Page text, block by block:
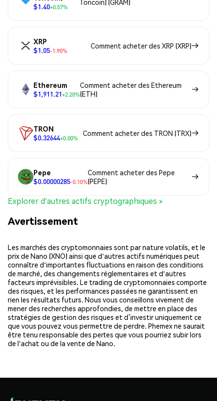
$1.40+0.57%
Toncoin) (GRAM)
XRP
$1.05-1.90%
Comment acheter des XRP (XRP)
Ethereum
$1,911.21+2.20%
Comment acheter des Ethereum
(ETH)
TRON
$0.32644+0.00%
Comment acheter des TRON (TRX)
Pepe
$0.00000285-0.10%
Comment acheter des Pepe
(PEPE)
Explorer d'autres actifs cryptographiques >
Avertissement
Les marchés des cryptomonnaies sont par nature volatils, et le
prix de Nano (XNO) ainsi que d'autres actifs numériques peut
connaître d'importantes fluctuations en raison des conditions
de marché, des changements réglementaires et d'autres
facteurs imprévisibles. Le trading de cryptomonnaies comporte
des risques, et les performances passées ne garantissent en
rien les résultats futurs. Nous vous conseillons vivement de
mener des recherches approfondies, de mettre en place des
stratégies de gestion des risques et d’investir uniquement ce
que vous pouvez vous permettre de perdre. Phemex ne saurait
être tenu responsable des pertes que vous pourriez subir lors
de l'achat ou de la vente de Nano.